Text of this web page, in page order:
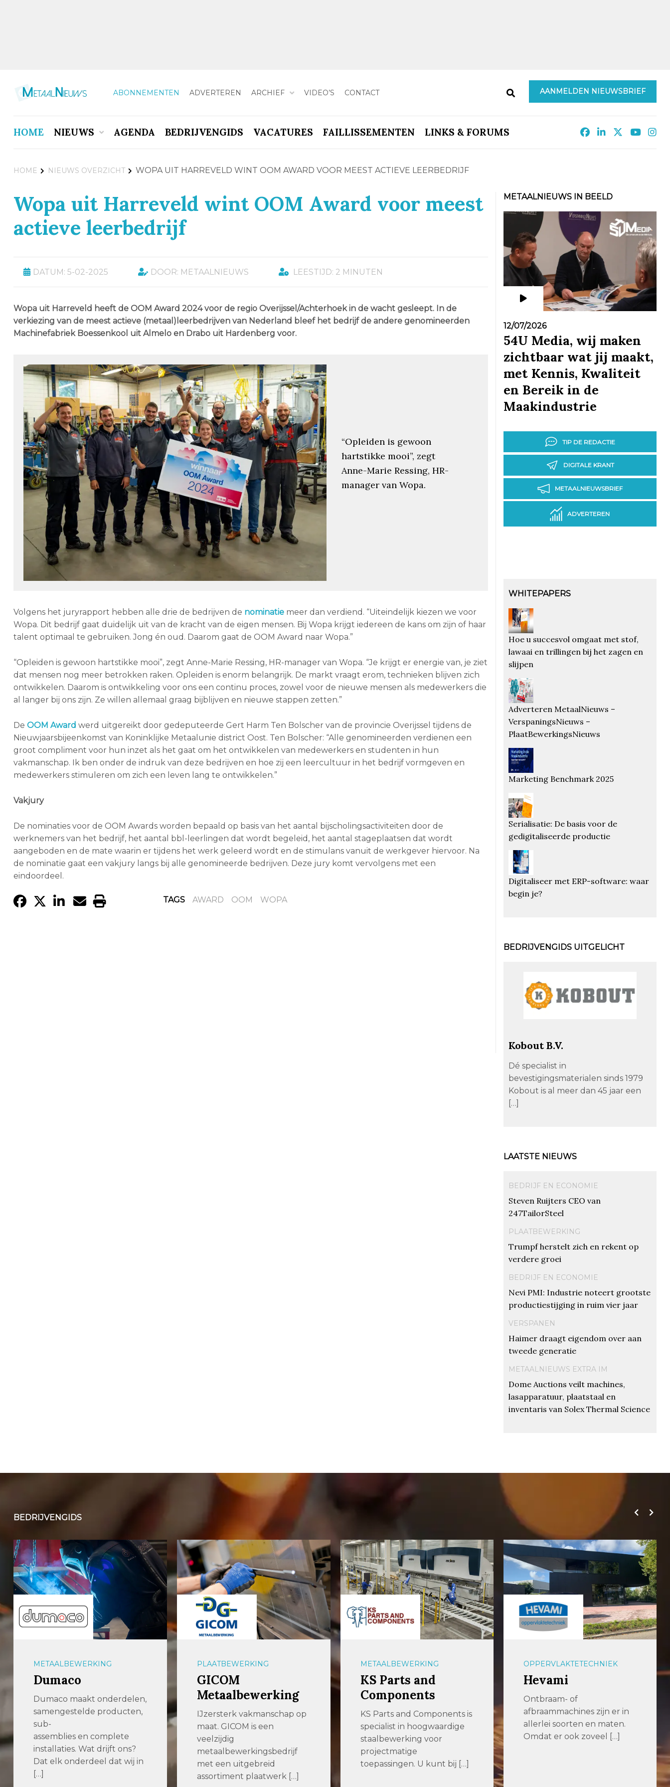
ABONNEMENTEN ADVERTEREN ARCHIEF VIDEO’S CONTACT AANMELDEN NIEUWSBRIEF
HOME NIEUWS AGENDA BEDRIJVENGIDS VACATURES FAILLISSEMENTEN LINKS & FORUMS
HOME NIEUWS OVERZICHT WOPA UIT HARREVELD WINT OOM AWARD VOOR MEEST ACTIEVE LEERBEDRIJF
Wopa uit Harreveld wint OOM Award voor meest
actieve leerbedrijf
DATUM: 5-02-2025 DOOR: METAALNIEUWS LEESTIJD: 2 MINUTEN
Wopa uit Harreveld heeft de OOM Award 2024 voor de regio Overijssel/Achterhoek in de wacht gesleept. In de
verkiezing van de meest actieve (metaal)leerbedrijven van Nederland bleef het bedrijf de andere genomineerden
Machinefabriek Boessenkool uit Almelo en Drabo uit Hardenberg voor.
“Opleiden is gewoon
hartstikke mooi”, zegt
Anne-Marie Ressing, HR-
manager van Wopa.
Volgens het juryrapport hebben alle drie de bedrijven de nominatiemeer dan verdiend. “Uiteindelijk kiezen we voor
Wopa. Dit bedrijf gaat duidelijk uit van de kracht van de eigen mensen. Bij Wopa krijgt iedereen de kans om zijn of haar
talent optimaal te gebruiken. Jong én oud. Daarom gaat de OOM Award naar Wopa.”
“Opleiden is gewoon hartstikke mooi”, zegt Anne-Marie Ressing, HR-manager van Wopa. “Je krijgt er energie van, je ziet
dat mensen nog meer betrokken raken. Opleiden is enorm belangrijk. De markt vraagt erom, technieken blijven zich
ontwikkelen. Daarom is ontwikkeling voor ons een continu proces, zowel voor de nieuwe mensen als medewerkers die
al langer bij ons zijn. Ze willen allemaal graag bijblijven en nieuwe stappen zetten.”
De OOM Award werd uitgereikt door gedeputeerde Gert Harm Ten Bolscher van de provincie Overijssel tijdens de
Nieuwjaarsbijeenkomst van Koninklijke Metaalunie district Oost. Ten Bolscher: “Alle genomineerden verdienen een
groot compliment voor hun inzet als het gaat om het ontwikkelen van medewerkers en studenten in hun
vakmanschap. Ik ben onder de indruk van deze bedrijven en hoe zij een leercultuur in het bedrijf vormgeven en
medewerkers stimuleren om zich een leven lang te ontwikkelen.”
Vakjury
De nominaties voor de OOM Awards worden bepaald op basis van het aantal bijscholingsactiviteiten door de
werknemers van het bedrijf, het aantal bbl-leerlingen dat wordt begeleid, het aantal stageplaatsen dat wordt
aangeboden en de mate waarin er tijdens het werk geleerd wordt en de stimulans vanuit de werkgever hiervoor. Na
de nominatie gaat een vakjury langs bij alle genomineerde bedrijven. Deze jury komt vervolgens met een
eindoordeel.
TAGS AWARD OOM WOPA
METAALNIEUWS IN BEELD
12/07/2026
54U Media, wij maken
zichtbaar wat jij maakt,
met Kennis, Kwaliteit
en Bereik in de
Maakindustrie
TIP DE REDACTIE
DIGITALE KRANT
METAALNIEUWSBRIEF
ADVERTEREN
WHITEPAPERS
Hoe u succesvol omgaat met stof,
lawaai en trillingen bij het zagen en
slijpen
Adverteren MetaalNieuws –
VerspaningsNieuws –
PlaatBewerkingsNieuws
Marketing Benchmark 2025
Serialisatie: De basis voor de
gedigitaliseerde productie
Digitaliseer met ERP-software: waar
begin je?
BEDRIJVENGIDS UITGELICHT
Kobout B.V.
Dé specialist in
bevestigingsmaterialen sinds 1979
Kobout is al meer dan 45 jaar een
[…]
LAATSTE NIEUWS
BEDRIJF EN ECONOMIE
Steven Ruijters CEO van
247TailorSteel
PLAATBEWERKING
Trumpf herstelt zich en rekent op
verdere groei
BEDRIJF EN ECONOMIE
Nevi PMI: Industrie noteert grootste
productiestijging in ruim vier jaar
VERSPANEN
Haimer draagt eigendom over aan
tweede generatie
METAALNIEUWS EXTRA IM
Dome Auctions veilt machines,
lasapparatuur, plaatstaal en
inventaris van Solex Thermal Science
BEDRIJVENGIDS
METAALBEWERKING
Dumaco
Dumaco maakt onderdelen,
samengestelde producten,
sub-
assemblies en complete
installaties. Wat drijft ons?
Dat elk onderdeel dat wij in
[…]
PLAATBEWERKING
GICOM
Metaalbewerking
IJzersterk vakmanschap op
maat. GICOM is een
veelzijdig
metaalbewerkingsbedrijf
met een uitgebreid
assortiment plaatwerk […]
METAALBEWERKING
KS Parts and
Components
KS Parts and Components is
specialist in hoogwaardige
staalbewerking voor
projectmatige
toepassingen. U kunt bij […]
OPPERVLAKTETECHNIEK
Hevami
Ontbraam- of
afbraammachines zijn er in
allerlei soorten en maten.
Omdat er ook zoveel […]